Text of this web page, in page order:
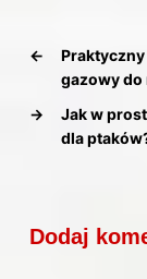
←
gazowy do
→
Jak w
dla
Dodaj